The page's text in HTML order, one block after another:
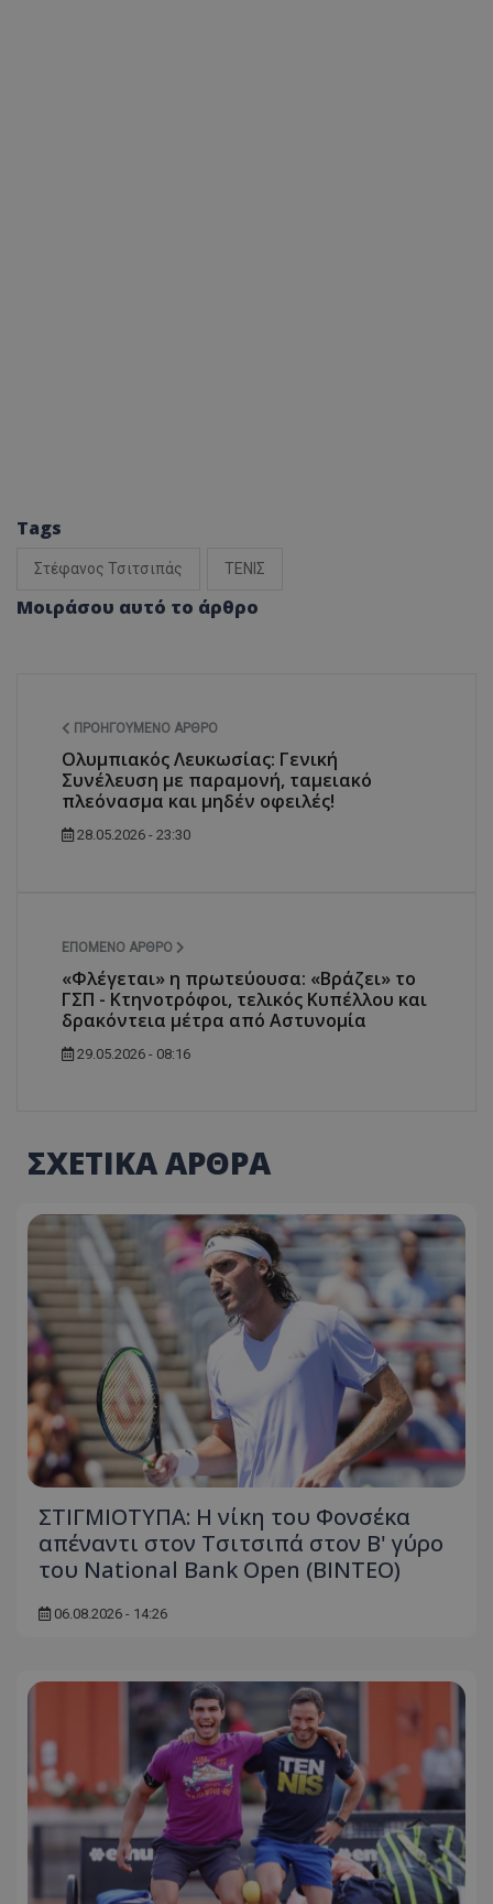
Tags
Στέφανος Τσιτσιπάς ΤΕΝΙΣ
Μοιράσου αυτό το άρθρο
ΠΡΟΗΓΟΎΜΕΝΟ ΆΡΘΡΟ
Ολυμπιακός Λευκωσίας: Γενική
Συνέλευση με παραμονή, ταμειακό
πλεόνασμα και μηδέν οφειλές!
28.05.2026 - 23:30
ΕΠΌΜΕΝΟ ΆΡΘΡΟ
«Φλέγεται» η πρωτεύουσα: «Βράζει» το
ΓΣΠ - Κτηνοτρόφοι, τελικός Κυπέλλου και
δρακόντεια μέτρα από Αστυνομία
29.05.2026 - 08:16
ΣΧΕΤΙΚΑ ΑΡΘΡΑ
ΣΤΙΓΜΙΟΤΥΠΑ: Η νίκη του Φονσέκα
απέναντι στον Τσιτσιπά στον Β' γύρο
του National Bank Open (ΒΙΝΤΕΟ)
06.08.2026 - 14:26